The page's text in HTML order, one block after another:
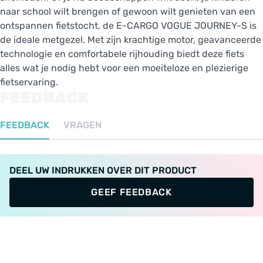
naar school wilt brengen of gewoon wilt genieten van een
ontspannen fietstocht, de E-CARGO VOGUE JOURNEY-S is
de ideale metgezel. Met zijn krachtige motor, geavanceerde
technologie en comfortabele rijhouding biedt deze fiets
alles wat je nodig hebt voor een moeiteloze en plezierige
fietservaring.
FEEDBACK VRAGEN
DEEL UW INDRUKKEN OVER DIT PRODUCT
GEEF FEEDBACK